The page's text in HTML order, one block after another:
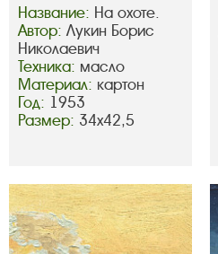
Название: На охоте.
Автор: Лукин Борис
Николаевич
Техника: масло
Материал: картон
Год: 1953
Размер: 34х42,5